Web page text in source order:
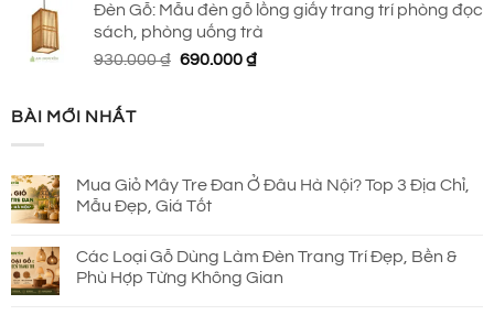
là:
920.000 ₫.
tại
là:
690.000 ₫.
Đèn Gỗ: Mẫu đèn gỗ lồng giấy trang trí phòng đọc
sách, phòng uống trà
930.000₫ Giá
690.000₫Giá
BÀI MỚI NHẤT
Mua Giỏ Mây Tre Đan Ở Đâu Hà Nội? Top 3 Địa Chỉ,
Mẫu Đẹp, Giá Tốt
Các Loại Gỗ Dùng Làm Đèn Trang Trí Đẹp, Bền &
Phù Hợp Từng Không Gian